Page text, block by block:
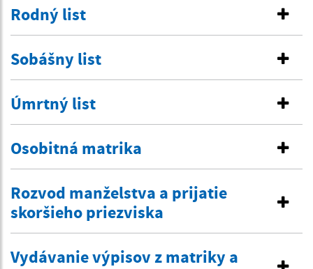
Rodný list
Sobášny list
Úmrtný list
Osobitná matrika
Rozvod manželstva a prijatie
skoršieho priezviska
Vydávanie výpisov z matriky a